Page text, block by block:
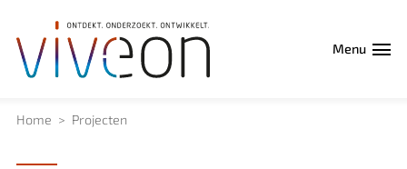
Menu
Home Projecten